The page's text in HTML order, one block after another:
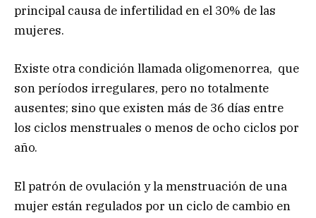
principal causa de infertilidad en el 30% de las
mujeres.
Existe otra condición llamada oligomenorrea, que
son períodos irregulares, pero no totalmente
ausentes; sino que existen más de 36 días entre
los ciclos menstruales o menos de ocho ciclos por
año.
El patrón de ovulación y la menstruación de una
mujer están regulados por un ciclo de cambio en